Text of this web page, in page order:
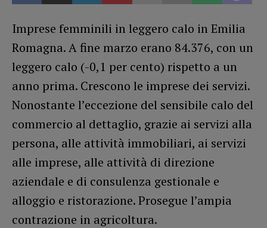
Imprese femminili in leggero calo in Emilia
Romagna. A fine marzo erano 84.376, con un
leggero calo (-0,1 per cento) rispetto a un
anno prima. Crescono le imprese dei servizi.
Nonostante l’eccezione del sensibile calo del
commercio al dettaglio, grazie ai servizi alla
persona, alle attività immobiliari, ai servizi
alle imprese, alle attività di direzione
aziendale e di consulenza gestionale e
alloggio e ristorazione. Prosegue l’ampia
contrazione in agricoltura.